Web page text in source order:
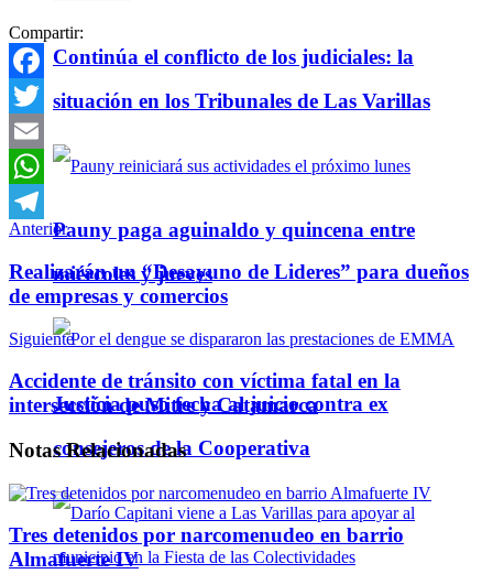
Continúa el conflicto de los judiciales: la
situación en los Tribunales de Las Varillas
Pauny paga aguinaldo y quincena entre
miércoles y jueves
Justicia puso fecha al juicio contra ex
consejeros de la Cooperativa
Compartir:
Facebook
Twitter
Email
WhatsApp
Telegram
Anterior
Realizarán un “Desayuno de Lideres” para dueños
de empresas y comercios
Siguiente
Accidente de tránsito con víctima fatal en la
intersección de Mitre y Catamarca
NotasRelacionadas
Tres detenidos por narcomenudeo en barrio
Almafuerte IV